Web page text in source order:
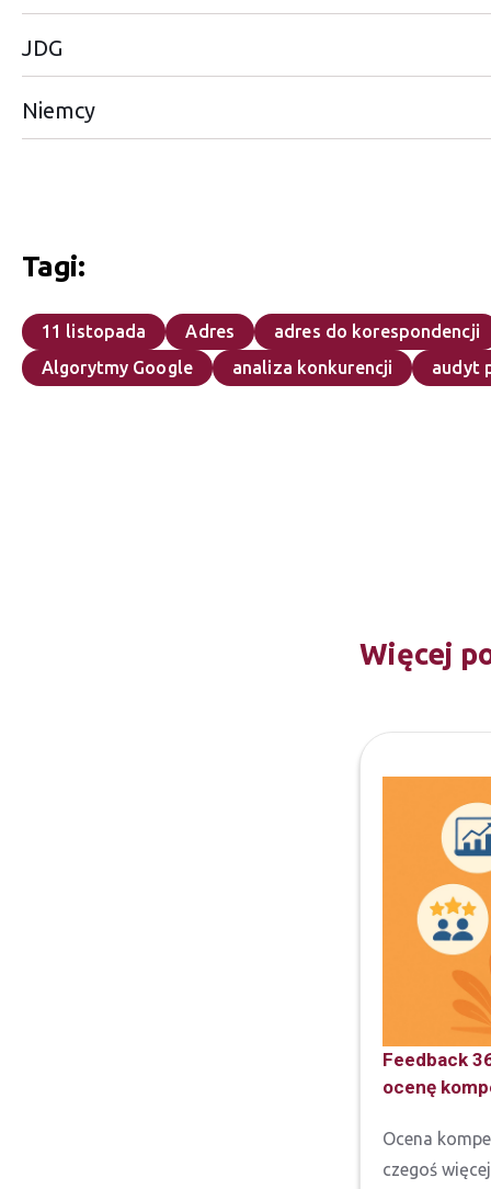
JDG
Niemcy
Tagi:
11 listopada Adres
adres do korespondencji
Algorytmy Google
analiza konkurencji audyt
Więcej
Feedback
ocenę
Ocena
czegoś